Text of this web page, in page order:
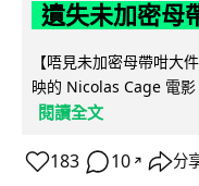
遺失未加密母
【唔見未加密母帶咁大
映的 Nicolas Cage 電
閱讀全文
183 10 ↗ 分